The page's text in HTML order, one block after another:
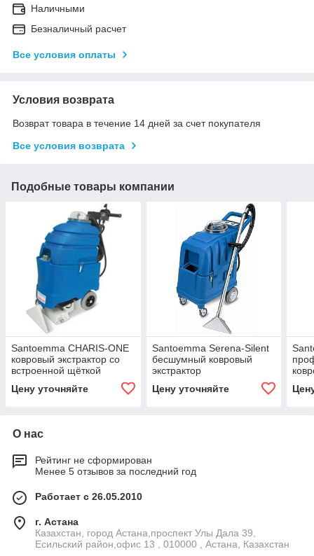
Наличными
Безналичный расчет
Все условия оплаты
Условия возврата
Возврат товара в течение 14 дней за счет покупателя
Все условия возврата
Подобные товары компании
Santoemma CHARIS-ONE
ковровый экстрактор со
встроенной щёткой
Цену уточняйте
Santoemma Serena-Silent
бесшумный ковровый
экстрактор
Цену уточняйте
О нас
Рейтинг не сформирован
Менее 5 отзывов за последний год
Работает с 26.05.2010
г. Астана
Казахстан, город Астана,проспект Улы Дала 39,
Есильский район,офис 13 , 010000 , Астана, Казахстан